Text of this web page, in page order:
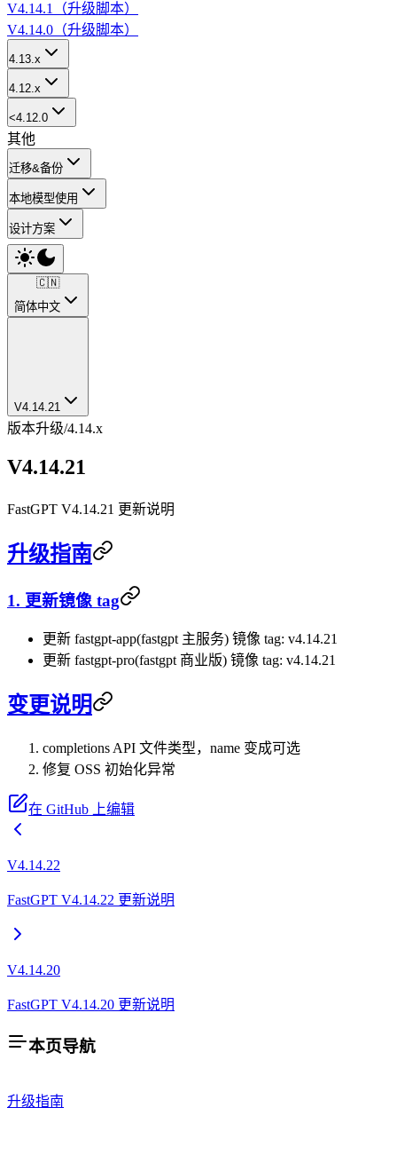
V4.14.1（升级脚本）
V4.14.0（升级脚本）
4.13.x
4.12.x
<4.12.0
其他
迁移&备份
本地模型使用
设计方案
🇨🇳
简体中文
V4.14.21
版本升级/4.14.x
V4.14.21
FastGPT V4.14.21 更新说明
升级指南
1. 更新镜像 tag
更新 fastgpt-app(fastgpt 主服务) 镜像 tag: v4.14.21
更新 fastgpt-pro(fastgpt 商业版) 镜像 tag: v4.14.21
变更说明
completions API 文件类型，name 变成可选
修复 OSS 初始化异常
在 GitHub 上编辑
V4.14.22
FastGPT V4.14.22 更新说明
V4.14.20
FastGPT V4.14.20 更新说明
本页导航
升级指南